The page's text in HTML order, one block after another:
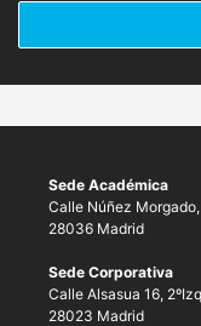
Sede Académica
Calle Núñez
28036 Madrid
Sede Corporativa
Calle Alsasua 16,
28023 Madrid